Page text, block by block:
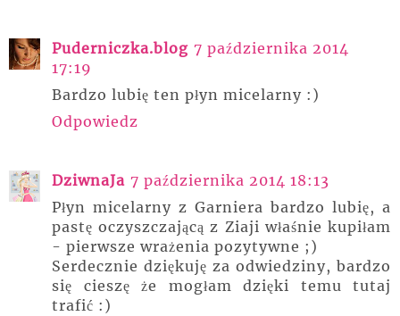
Puderniczka.blog 7 października 2014
17:19
Bardzo lubię ten płyn micelarny :)
Odpowiedz
DziwnaJa 7 października 2014 18:13
Płyn micelarny z Garniera bardzo lubię, a
pastę oczyszczającą z Ziaji właśnie kupiłam
- pierwsze wrażenia pozytywne ;)
Serdecznie dziękuję za odwiedziny, bardzo
się cieszę że mogłam dzięki temu tutaj
trafić :)